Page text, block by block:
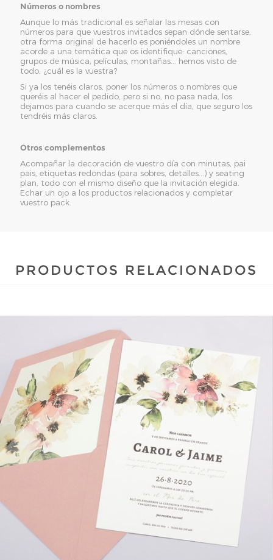
Números o nombres
Aunque lo más tradicional es señalar las mesas con
números para que vuestros invitados sepan dónde sentarse,
otra forma original de hacerlo es poniéndoles un nombre
acorde a una temática que os identifique: canciones,
grupos de música, películas, montañas... hemos visto de
todo, ¿cuál es la vuestra?
Si ya los tenéis claros, poner los números o nombres que
queréis al hacer el pedido, pero si no, no pasa nada, los
dejamos para cuando se acerque más el día, que seguro los
tendréis más claros.
Otros complementos
Acompañar la decoración de vuestro día con minutas, pai
pais, etiquetas redondas (para sobres, detalles...) y seating
plan, todo con el mismo diseño que la invitación elegida.
Echar un ojo a los productos relacionados y completar
vuestro pack.
PRODUCTOS RELACIONADOS